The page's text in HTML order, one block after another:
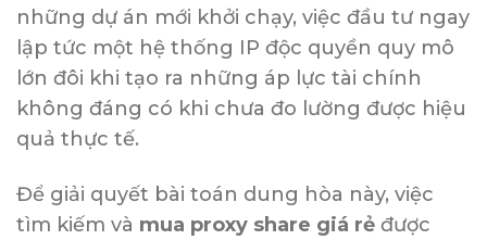
những dự án mới khởi chạy, việc đầu tư ngay
lập tức một hệ thống IP độc quyền quy mô
lớn đôi khi tạo ra những áp lực tài chính
không đáng có khi chưa đo lường được hiệu
quả thực tế.
Để giải quyết bài toán dung hòa này, việc
tìm kiếm và mua proxy share giá rẻ được